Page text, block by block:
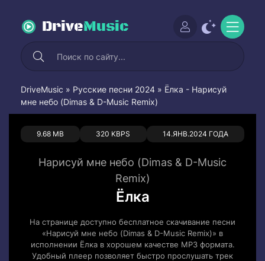
DriveMusic
DriveMusic » Русские песни 2024 » Ёлка - Нарисуй
мне небо (Dimas & D-Music Remix)
9.68 MB 320 KBPS 14.ЯНВ.2024 ГОДА
0 0
Нарисуй мне небо (Dimas & D-Music
Remix)
Ёлка
На странице доступно бесплатное скачивание песни
«Нарисуй мне небо (Dimas & D-Music Remix)» в
исполнении Ёлка в хорошем качестве MP3 формата.
Удобный плеер позволяет быстро прослушать трек